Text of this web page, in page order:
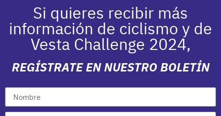
Si quieres recibir más
información de ciclismo y de
Vesta Challenge 2024,
REGÍSTRATE EN NUESTRO BOLETÍN